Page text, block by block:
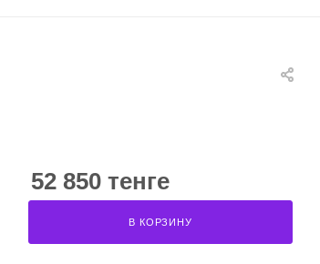
52 850 тенге
В КОРЗИНУ